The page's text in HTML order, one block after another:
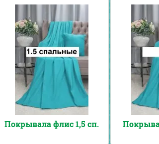
Покрывала флис 1,5 сп.